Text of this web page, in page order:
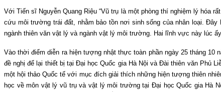
Với Tiến sĩ Nguyễn Quang Riệu “Vũ trụ là một phòng thí nghiệm lý hóa
cứu môi trường trái đất, nhằm bảo tồn nơi sinh sống của nhân loại.
ngành thiên văn vật lý và ngành vật lý môi trường. Hai lĩnh vực này lúc
Vào thời điểm diễn ra hiện tượng nhật thực toàn phần ngày 25 tháng 10
đề nghị để lại thiết bị tại Đại học Quốc gia Hà Nội và Đài thiên văn Phủ
một hội thảo Quốc tế với mục đích giải thích những hiện tượng thiên
học về môn vật lý vũ trụ và vật lý môi trường tại Đại học Quốc gia Hà